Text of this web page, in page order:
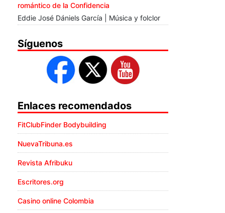
romántico de la Confidencia
Eddie José Dániels García | Música y folclor
Síguenos
Enlaces recomendados
FitClubFinder Bodybuilding
NuevaTribuna.es
Revista Afribuku
Escritores.org
Casino online Colombia